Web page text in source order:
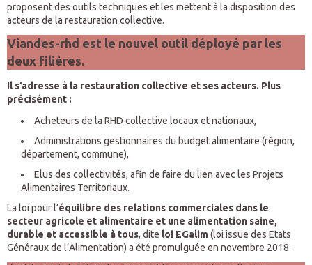
proposent des outils techniques et les mettent à la disposition des
acteurs de la restauration collective.
Viandes-rhd est le nouvel outil déployé par les
deux filières.
Il s’adresse à la restauration collective et ses acteurs. Plus
précisément :
Acheteurs de la RHD collective locaux et nationaux,
Administrations gestionnaires du budget alimentaire (région,
département, commune),
Elus des collectivités, afin de faire du lien avec les Projets
Alimentaires Territoriaux.
La loi pour l’équilibre des relations commerciales dans le
secteur agricole et alimentaire et une alimentation saine,
durable et accessible à tous, dite loi EGalim(loi issue des Etats
Généraux de l’Alimentation) a été promulguée en novembre 2018.